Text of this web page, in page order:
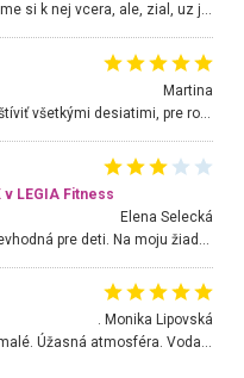
Hojdacka v Krpelanoch uz nie je, vysli sme si k nej vcera, ale, zial, uz je znicena. Ak sem planujete cestu len kvoli hojdacke, mozete si ju usetrit. Krasny vyhlad je tu vsak aj bez hojdacky :-)
Martina
Nádherné miesto ktoré odporúčam navštíviť všetkými desiatimi, pre rodiny s deťmi, dôchodcom... Proste a jednoducho ozaj rozprávkový les.. určite ešte prídeme. Odniesli sme si na pamiatku krásne tričká,
LEGIA Fitness
Elena Selecká
. Monika Lipovská
Úžasné prostredie, napriek tomu, že je malé. Úžasná atmosféra. Voda fantastická a nádherná. Ľudí je pomerne veľa, ale su mili a ohľaduplní. Je veľmi zaujímavé sledovať, ako dokážu spolu športovať cudzí ľudia a bez ohľadu na vek. Vládne tu pohoda. Vnuka neviem dostať z vody. Ďakujem za krásny deň . Urcite sa sem vrátim. Jediný problém je s parkovaním, ale aj ten sa mi podarilo vyriešiť. Monika Bratislava